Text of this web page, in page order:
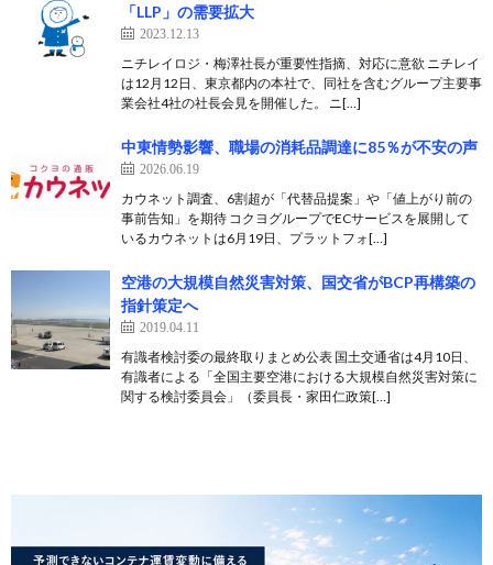
「LLP」の需要拡大
2023.12.13
ニチレイロジ・梅澤社長が重要性指摘、対応に意欲 ニチレイ
は12月12日、東京都内の本社で、同社を含むグループ主要事
業会社4社の社長会見を開催した。 ニ[…]
中東情勢影響、職場の消耗品調達に85％が不安の声
2026.06.19
カウネット調査、6割超が「代替品提案」や「値上がり前の
事前告知」を期待 コクヨグループでECサービスを展開して
いるカウネットは6月19日、プラットフォ[…]
空港の大規模自然災害対策、国交省がBCP再構築の
指針策定へ
2019.04.11
有識者検討委の最終取りまとめ公表 国土交通省は4月10日、
有識者による「全国主要空港における大規模自然災害対策に
関する検討委員会」（委員長・家田仁政策[…]